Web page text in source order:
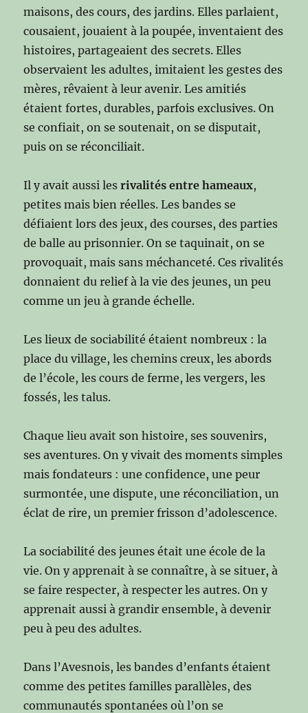
maisons, des cours, des jardins. Elles parlaient,
cousaient, jouaient à la poupée, inventaient des
histoires, partageaient des secrets. Elles
observaient les adultes, imitaient les gestes des
mères, rêvaient à leur avenir. Les amitiés
étaient fortes, durables, parfois exclusives. On
se confiait, on se soutenait, on se disputait,
puis on se réconciliait.
Il y avait aussi lesrivalités entre hameaux,
petites mais bien réelles. Les bandes se
défiaient lors des jeux, des courses, des parties
de balle au prisonnier. On se taquinait, on se
provoquait, mais sans méchanceté. Ces rivalités
donnaient du relief à la vie des jeunes, un peu
comme un jeu à grande échelle.
Les lieux de sociabilité étaient nombreux : la
place du village, les chemins creux, les abords
de l’école, les cours de ferme, les vergers, les
fossés, les talus.
Chaque lieu avait son histoire, ses souvenirs,
ses aventures. On y vivait des moments simples
mais fondateurs : une confidence, une peur
surmontée, une dispute, une réconciliation, un
éclat de rire, un premier frisson d’adolescence.
La sociabilité des jeunes était une école de la
vie. On y apprenait à se connaître, à se situer, à
se faire respecter, à respecter les autres. On y
apprenait aussi à grandir ensemble, à devenir
peu à peu des adultes.
Dans l’Avesnois, les bandes d’enfants étaient
comme des petites familles parallèles, des
communautés spontanées où l’on se